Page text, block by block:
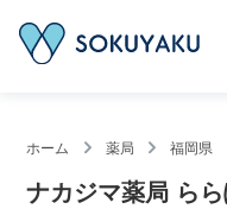
ホーム 薬局 福岡県
ナカジマ薬局 ら